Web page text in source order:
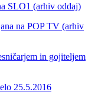
SLO1 (arhiv oddaj)
na POP TV (arhiv
in gojiteljem
25.5.2016